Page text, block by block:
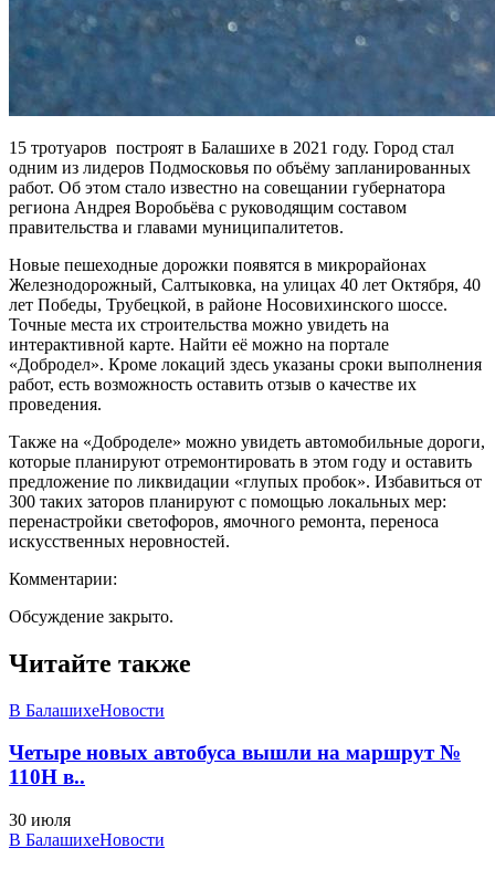
15 тротуаров построят в Балашихе в 2021 году. Город стал
одним из лидеров Подмосковья по объёму запланированных
работ. Об этом стало известно на совещании губернатора
региона Андрея Воробьёва с руководящим составом
правительства и главами муниципалитетов.
Новые пешеходные дорожки появятся в микрорайонах
Железнодорожный, Салтыковка, на улицах 40 лет Октября, 40
лет Победы, Трубецкой, в районе Носовихинского шоссе.
Точные места их строительства можно увидеть на
интерактивной карте. Найти её можно на портале
«Добродел». Кроме локаций здесь указаны сроки выполнения
работ, есть возможность оставить отзыв о качестве их
проведения.
Также на «Доброделе» можно увидеть автомобильные дороги,
которые планируют отремонтировать в этом году и оставить
предложение по ликвидации «глупых пробок». Избавиться от
300 таких заторов планируют с помощью локальных мер:
перенастройки светофоров, ямочного ремонта, переноса
искусственных неровностей.
Комментарии:
Обсуждение закрыто.
Читайте также
В БалашихеНовости
Четыре новых автобуса вышли на маршрут №
110Н в..
30 июля
В БалашихеНовости